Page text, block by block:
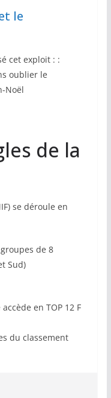
le
cet exploit : :
oublier le
Noël
de la
se déroule en
de 8
Sud)
en TOP 12 F
du classement